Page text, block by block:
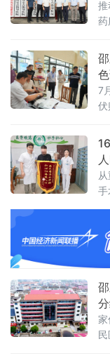
推
药
上
7
伏
来
为
手
家